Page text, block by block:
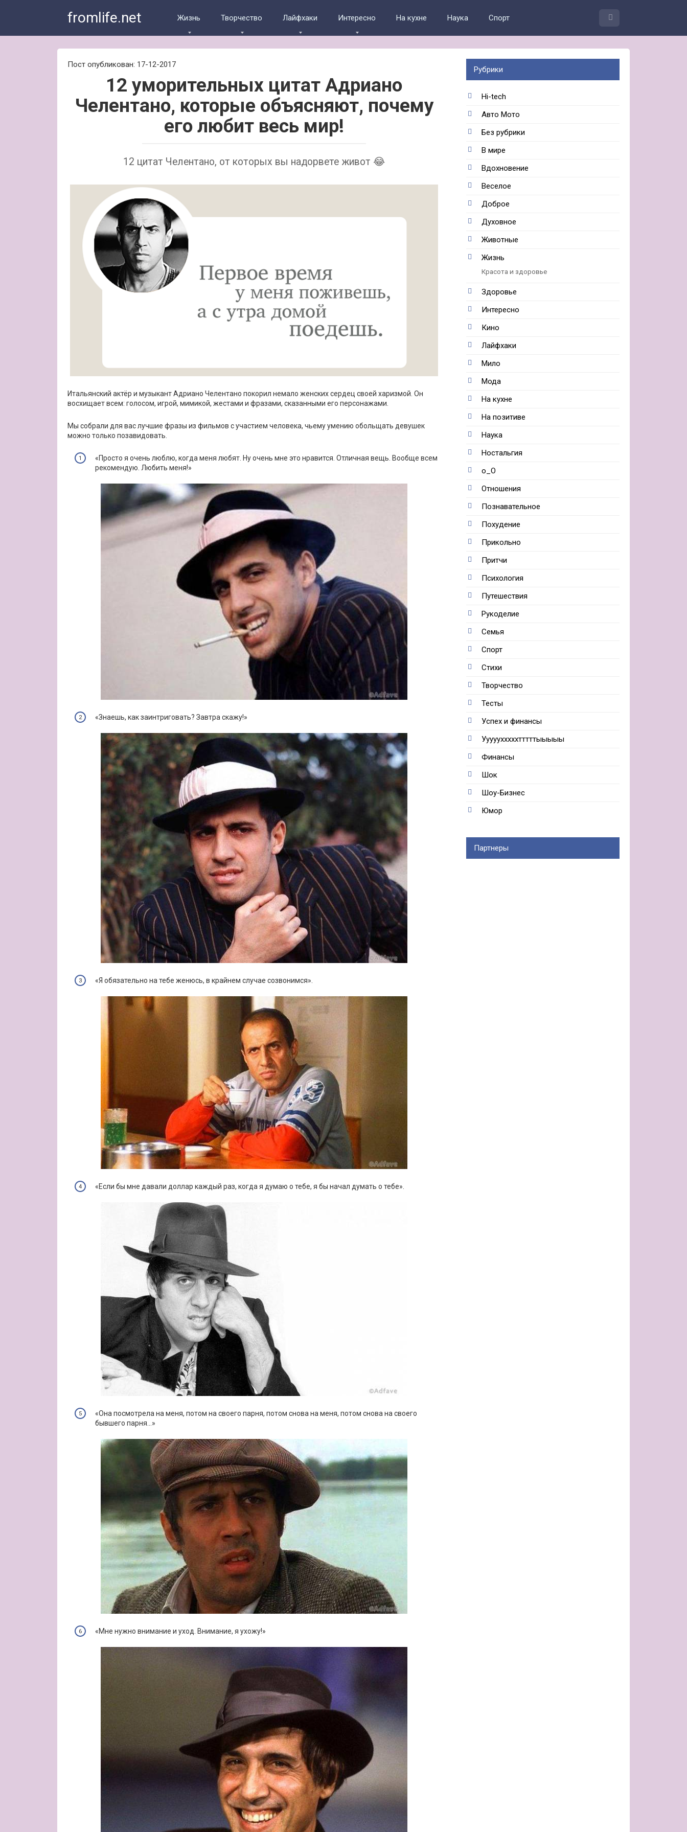
fromlife.net Жизнь Творчество Лайфхаки Интересно На кухне Наука Спорт
Пост опубликован: 17-12-2017
12 уморительных цитат Адриано
Челентано, которые объясняют, почему
его любит весь мир!
12 цитат Челентано, от которых вы надорвете живот 😂
Итальянский актёр и музыкант Адриано Челентано покорил немало женских сердец своей харизмой. Он
восхищает всем: голосом, игрой, мимикой, жестами и фразами, сказанными его персонажами.
Мы собрали для вас лучшие фразы из фильмов с участием человека, чьему умению обольщать девушек
можно только позавидовать.
«Просто я очень люблю, когда меня любят. Ну очень мне это нравится. Отличная вещь. Вообще всем
рекомендую. Любить меня!»
«Знаешь, как заинтриговать? Завтра скажу!»
«Я обязательно на тебе женюсь, в крайнем случае созвонимся».
«Если бы мне давали доллар каждый раз, когда я думаю о тебе, я бы начал думать о тебе».
«Она посмотрела на меня, потом на своего парня, потом снова на меня, потом снова на своего
бывшего парня…»
«Мне нужно внимание и уход. Внимание, я ухожу!»
Рубрики
Hi-tech
Авто Мото
Без рубрики
В мире
Вдохновение
Веселое
Доброе
Духовное
Животные
Жизнь
Красота и здоровье
Здоровье
Интересно
Кино
Лайфхаки
Мило
Мода
На кухне
На позитиве
Наука
Ностальгия
о_О
Отношения
Познавательное
Похудение
Прикольно
Притчи
Психология
Путешествия
Рукоделие
Семья
Спорт
Стихи
Творчество
Тесты
Успех и финансы
Ууууухххххтттттыыыыы
Финансы
Шок
Шоу-Бизнес
Юмор
Партнеры